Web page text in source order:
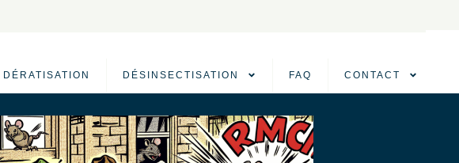
DÉRATISATION DÉSINSECTISATION FAQ CONTACT